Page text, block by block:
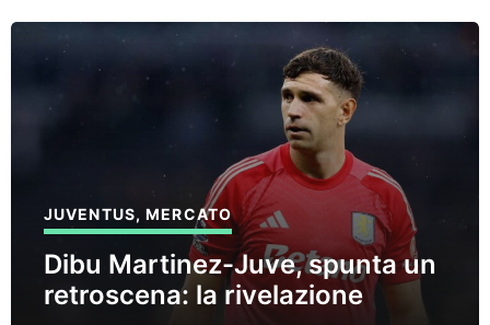
JUVENTUS,MERCATO
Dibu Martinez-Juve, spunta un
retroscena: la rivelazione